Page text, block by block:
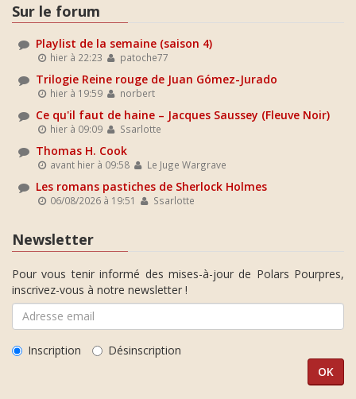
Sur le forum
Playlist de la semaine (saison 4)
hier à 22:23 patoche77
Trilogie Reine rouge de Juan Gómez-Jurado
hier à 19:59 norbert
Ce qu'il faut de haine – Jacques Saussey (Fleuve Noir)
hier à 09:09 Ssarlotte
Thomas H. Cook
avant hier à 09:58 Le Juge Wargrave
Les romans pastiches de Sherlock Holmes
06/08/2026 à 19:51 Ssarlotte
Newsletter
Pour vous tenir informé des mises-à-jour de Polars Pourpres,
inscrivez-vous à notre newsletter !
Inscription Désinscription